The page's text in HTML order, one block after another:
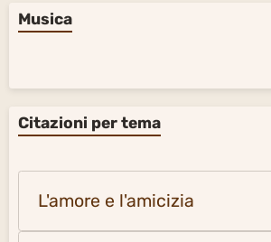
Musica
Citazioni per tema
L'amore e l'amicizia